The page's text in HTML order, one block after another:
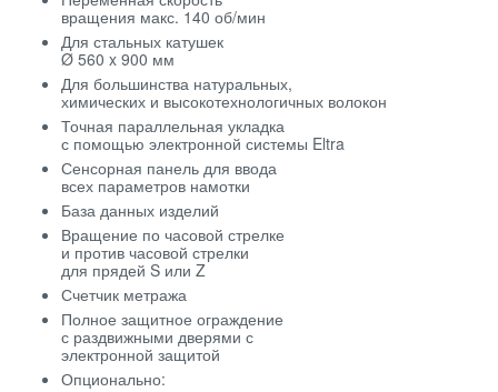
вращения макс. 140 об/мин
Для стальных катушек
Ø 560 x 900 мм
Для большинства натуральных,
химических и высокотехнологичных волокон
Точная параллельная укладка
с помощью электронной системы Eltra
Сенсорная панель для ввода
всех параметров намотки
База данных изделий
Вращение по часовой стрелке
и против часовой стрелки
для прядей S или Z
Счетчик метража
Полное защитное ограждение
с раздвижными дверями с
электронной защитой
Опционально: